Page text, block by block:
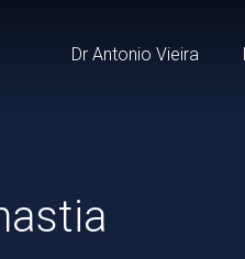
Dr Antonio Vieira